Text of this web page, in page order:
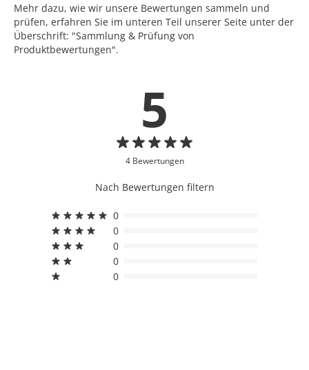
Mehr dazu, wie wir unsere Bewertungen sammeln und
prüfen, erfahren Sie im unteren Teil unserer Seite unter der
Überschrift: "Sammlung & Prüfung von
Produktbewertungen".
5
4 Bewertungen
Nach Bewertungen filtern
0
0
0
0
0